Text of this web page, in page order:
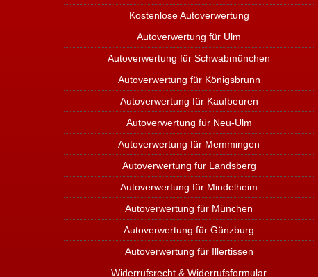
Kostenlose Autoverwertung
Autoverwertung für Ulm
Autoverwertung für Schwabmünchen
Autoverwertung für Königsbrunn
Autoverwertung für Kaufbeuren
Autoverwertung für Neu-Ulm
Autoverwertung für Memmingen
Autoverwertung für Landsberg
Autoverwertung für Mindelheim
Autoverwertung für München
Autoverwertung für Günzburg
Autoverwertung für Illertissen
Widerrufsrecht & Widerrufsformular